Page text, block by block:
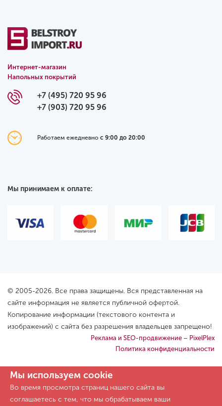
Интернет-магазин
Напольных покрытий
+7 (495) 720 95 96
+7 (903) 720 95 96
Работаем ежедневно с 9:00 до 20:00
Мы принимаем к оплате:
© 2005-2026. Все права защищены. Вся представленная на
сайте информация не является публичной офертой.
Копирование информации (текстового контента и
изображений) с сайта без разрешения владельцев запрещено!
Реклама и SEO-продвижение – PixelPlex
Политика конфиденциальности
Мы используем cookie
Во время просмотра страниц нашего сайта вы
соглашаетесь с тем, что мы обрабатываем ваши